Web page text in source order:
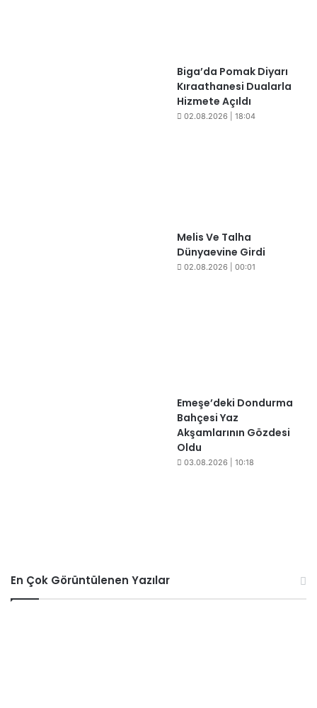
Biga’da Pomak Diyarı
Kıraathanesi Dualarla
Hizmete Açıldı
02.08.2026 | 18:04
Melis Ve Talha
Dünyaevine Girdi
02.08.2026 | 00:01
​​Emeşe’deki Dondurma
Bahçesi Yaz
Akşamlarının Gözdesi
Oldu
03.08.2026 | 10:18
En Çok Görüntülenen Yazılar